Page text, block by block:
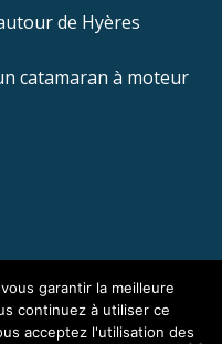
de Hyères
catamaran à moteur
garantir la meilleure
continuez à utiliser ce
acceptez l'utilisation des